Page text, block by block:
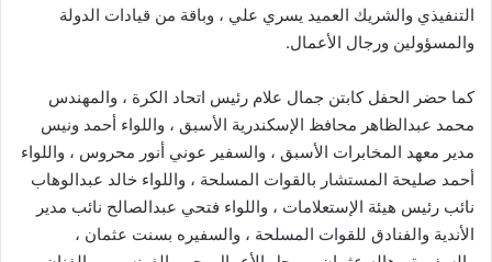
التنفيذي والشريك العميد يسري علي ، وباقة من قيادات الدولة
والمسؤولين ورجال الأعمال.
كما حضر الحفل كابتن جمال علام رئيس اتحاد الكرة ، والمهندس
محمد عبدالظاهر محافظ الإسكندرية الأسبق ، واللواء أحمد ونيس
مدير معهد المخابرات الأسبق ، والسفير عوني أنور محروس ، واللواء
أحمد صليحة المستشار بالقوات المسلحة ، واللواء خالد عبدالوهاب
نائب رئيس هيئة الإستعلامات ، واللواء فتحي عبدالصالح نائب مدير
الأندية والفنادق للقوات المسلحة ، والسفيره بسنت عثمان ،